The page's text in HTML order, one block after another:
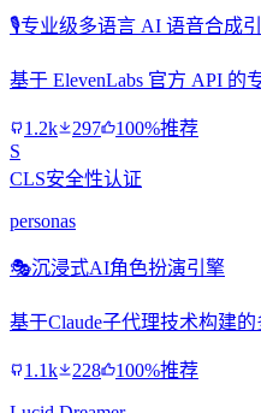
🎙️专业级多语言 AI 语音合成
基于 ElevenLabs 官方 API
1.2k 297
100%推荐
S
CLS安全性认证
personas
🎭沉浸式AI角色扮演引擎
基于Claude子代理技术构建
1.1k 228 100%推荐